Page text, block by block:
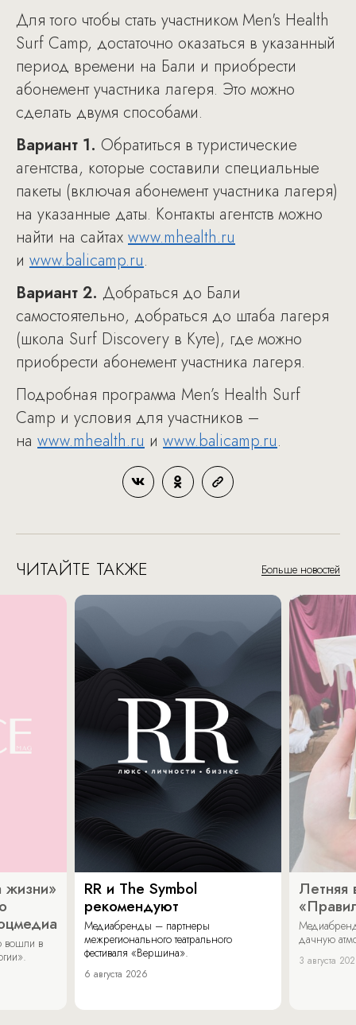
Для того чтобы стать участником Men's Health
Surf Camp, достаточно оказаться в указанный
период времени на Бали и приобрести
абонемент участника лагеря. Это можно
сделать двумя способами.
Вариант 1. Обратиться в туристические
агентства, которые составили специальные
пакеты (включая абонемент участника лагеря)
на указанные даты. Контакты агентств можно
найти на сайтах www.mhealth.ru
и www.balicamp.ru.
Вариант 2. Добраться до Бали
самостоятельно, добраться до штаба лагеря
(школа Surf Discovery в Куте), где можно
приобрести абонемент участника лагеря.
Подробная программа Men’s Health Surf
Camp и условия для участников –
на www.mhealth.ru и www.balicamp.ru.
ЧИТАЙТЕ ТАКЖЕ Больше новостей
жизни»
вошли в
RR и The Symbol
рекомендуют
Медиабренды – партнеры
межрегионального театрального
фестиваля «Вершина».
6 августа 2026
Летняя
дачную
3 августа